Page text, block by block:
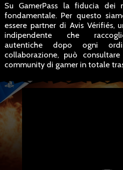
Su GamerPass la fiducia dei
fondamentale. Per questo
essere partner di Avis Vérifiés,
indipendente che
autentiche dopo ogni
collaborazione, può
community di gamer in totale